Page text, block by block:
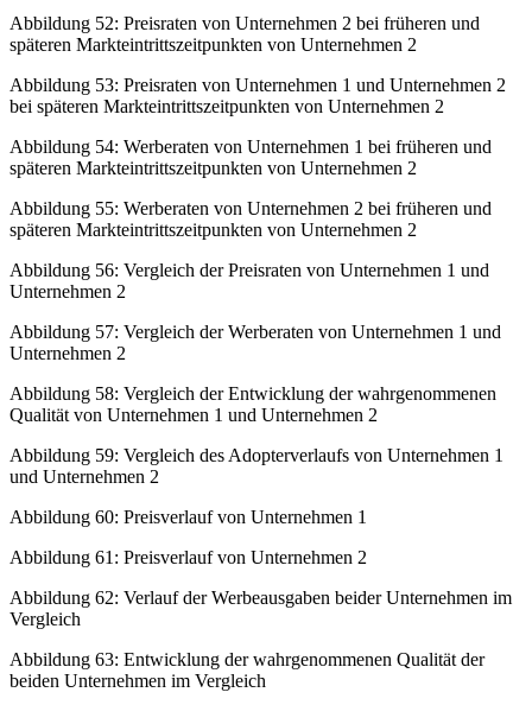
Abbildung 52: Preisraten von Unternehmen 2 bei früheren und
späteren Markteintrittszeitpunkten von Unternehmen 2
Abbildung 53: Preisraten von Unternehmen 1 und Unternehmen 2
bei späteren Markteintrittszeitpunkten von Unternehmen 2
Abbildung 54: Werberaten von Unternehmen 1 bei früheren und
späteren Markteintrittszeitpunkten von Unternehmen 2
Abbildung 55: Werberaten von Unternehmen 2 bei früheren und
späteren Markteintrittszeitpunkten von Unternehmen 2
Abbildung 56: Vergleich der Preisraten von Unternehmen 1 und
Unternehmen 2
Abbildung 57: Vergleich der Werberaten von Unternehmen 1 und
Unternehmen 2
Abbildung 58: Vergleich der Entwicklung der wahrgenommenen
Qualität von Unternehmen 1 und Unternehmen 2
Abbildung 59: Vergleich des Adopterverlaufs von Unternehmen 1
und Unternehmen 2
Abbildung 60: Preisverlauf von Unternehmen 1
Abbildung 61: Preisverlauf von Unternehmen 2
Abbildung 62: Verlauf der Werbeausgaben beider Unternehmen im
Vergleich
Abbildung 63: Entwicklung der wahrgenommenen Qualität der
beiden Unternehmen im Vergleich